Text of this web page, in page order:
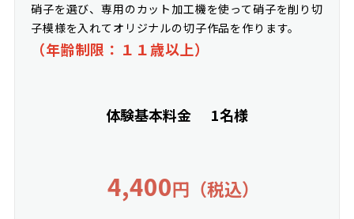
硝子を選び、専用のカット加工機を使って硝子を削り切
子模様を入れてオリジナルの切子作品を作ります。
（年齢制限：１１歳以上）
体験基本料金 1名様
4,400円（税込）